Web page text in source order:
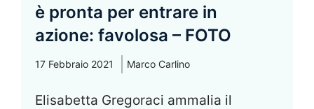
è pronta per entrare in
azione: favolosa – FOTO
17 Febbraio 2021 Marco Carlino
Elisabetta Gregoraci ammalia il